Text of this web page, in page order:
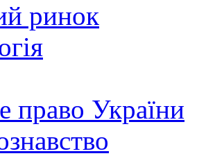
ринок
право України